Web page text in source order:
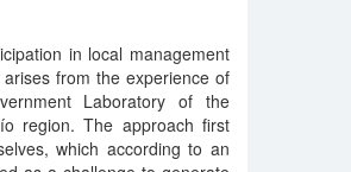
in local management
from the experience of
Laboratory of the
region. The approach first
which according to an